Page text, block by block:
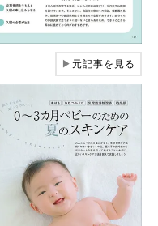
▶元記事を見る